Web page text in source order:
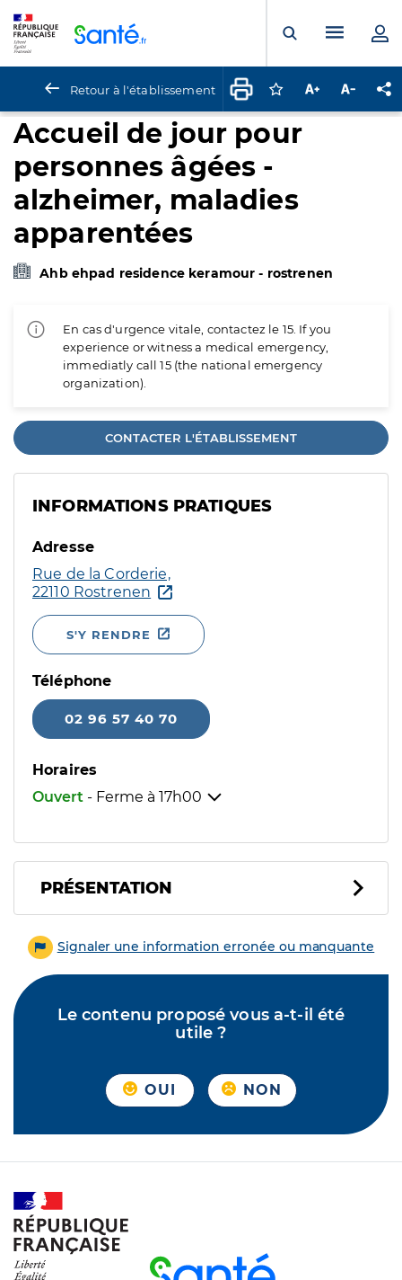
Ouvrir laMenu
Retour à l'établissement Connectez-vous
Augmenter la
Accueil de jour pour
personnes âgées -
alzheimer, maladies
apparentées
Ahb ehpad residence keramour - rostrenen
En cas d'urgence vitale, contactez le 15. If you
experience or witness a medical emergency,
immediatly call 15 (the national emergency
organization).
CONTACTER L'ÉTABLISSEMENT
INFORMATIONS PRATIQUES
Adresse
Rue de la Corderie,
22110 Rostrenen
S'Y RENDRE
Téléphone
02 96 57 40 70
Horaires
Ouvert - Ferme à 17h00
PRÉSENTATION
Signaler une information erronée ou manquante
Le contenu proposé vous a-t-il été
utile ?
OUI NON